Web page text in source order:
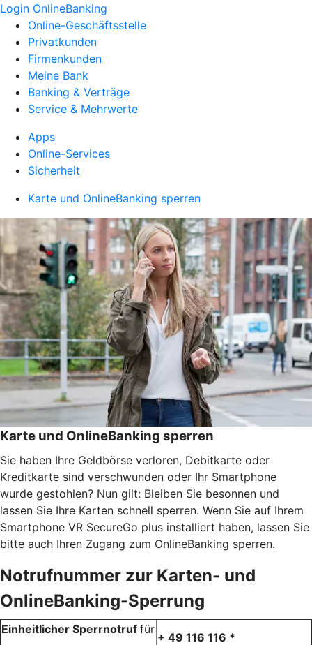
Login OnlineBanking
Online-Geschäftsstelle
Privatkunden
Firmenkunden
Meine Bank
Banking & Verträge
Service & Mehrwerte
Apps
Online-Services
Sicherheit
Karte und OnlineBanking sperren
Karte und OnlineBanking sperren
Sie haben Ihre Geldbörse verloren, Debitkarte oder
Kreditkarte sind verschwunden oder Ihr Smartphone
wurde gestohlen? Nun gilt: Bleiben Sie besonnen und
lassen Sie Ihre Karten schnell sperren. Wenn Sie auf Ihrem
Smartphone VR SecureGo plus installiert haben, lassen Sie
bitte auch Ihren Zugang zum OnlineBanking sperren.
Notrufnummer zur Karten- und
OnlineBanking-Sperrung
Einheitlicher Sperrnotruf für
+ 49 116 116 *